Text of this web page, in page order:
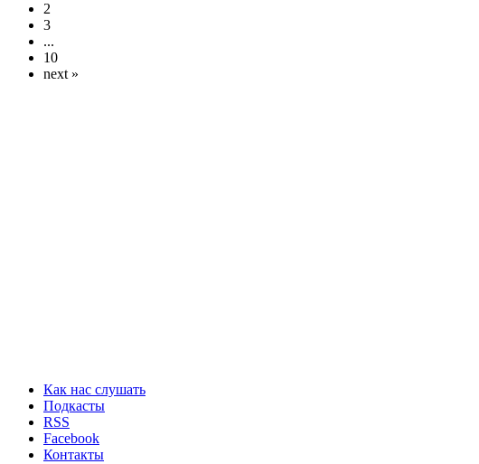
2
3
...
10
next »
Как нас слушать
Подкасты
RSS
Facebook
Контакты